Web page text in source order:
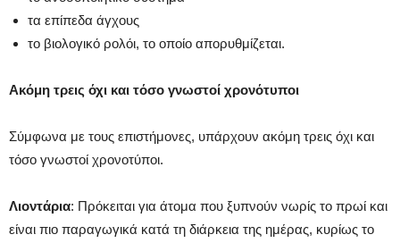
τα επίπεδα άγχους
το βιολογικό ρολόι, το οποίο απορυθμίζεται.
Ακόμη τρεις όχι και τόσο γνωστοί χρονότυποι
Σύμφωνα με τους επιστήμονες, υπάρχουν ακόμη τρεις όχι και
τόσο γνωστοί χρονοτύποι.
Λιοντάρια: Πρόκειται για άτομα που ξυπνούν νωρίς το πρωί και
είναι πιο παραγωγικά κατά τη διάρκεια της ημέρας, κυρίως το